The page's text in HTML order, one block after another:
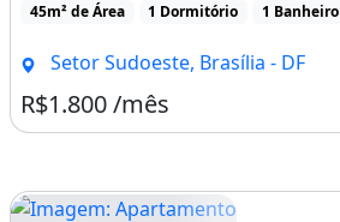
45m² de Área 1 Dormitório 1 Banheiro
Setor Sudoeste, Brasília - DF
R$1.800 /mês